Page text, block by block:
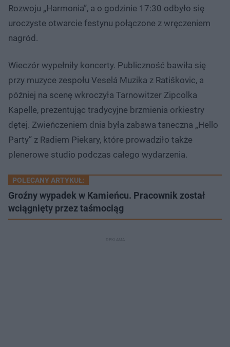
Rozwoju „Harmonia”, a o godzinie 17:30 odbyło się
uroczyste otwarcie festynu połączone z wręczeniem
nagród.
Wieczór wypełniły koncerty. Publiczność bawiła się
przy muzyce zespołu Veselá Muzika z Ratiškovic, a
później na scenę wkroczyła Tarnowitzer Zipcolka
Kapelle, prezentując tradycyjne brzmienia orkiestry
dętej. Zwieńczeniem dnia była zabawa taneczna „Hello
Party” z Radiem Piekary, które prowadziło także
plenerowe studio podczas całego wydarzenia.
POLECANY ARTYKUŁ:
Groźny wypadek w Kamieńcu. Pracownik został
wciągnięty przez taśmociąg